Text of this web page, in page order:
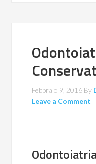
Febbraio 9, 2016 By
Leave a Comment